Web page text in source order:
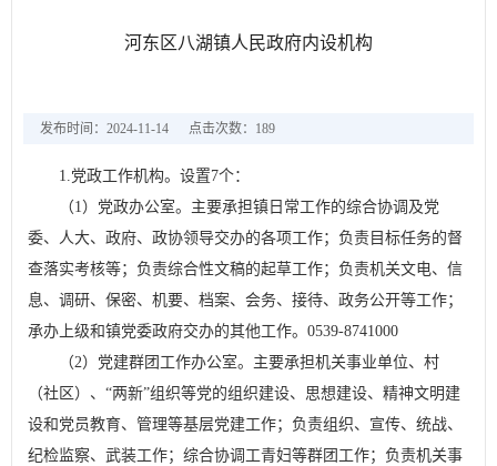
河东区八湖镇人民政府内设机构
发布时间：2024-11-14 点击次数： 189
1.党政工作机构。设置7个：
（1）党政办公室。主要承担镇日常工作的综合协调及党
委、人大、政府、政协领导交办的各项工作；负责目标任务的督
查落实考核等；负责综合性文稿的起草工作；负责机关文电、信
息、调研、保密、机要、档案、会务、接待、政务公开等工作；
承办上级和镇党委政府交办的其他工作。0539-8741000
（2）党建群团工作办公室。主要承担机关事业单位、村
（社区）、“两新”组织等党的组织建设、思想建设、精神文明建
设和党员教育、管理等基层党建工作；负责组织、宣传、统战、
纪检监察、武装工作；综合协调工青妇等群团工作；负责机关事